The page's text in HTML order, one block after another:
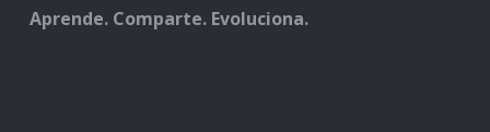
Aprende. Comparte. Evoluciona.